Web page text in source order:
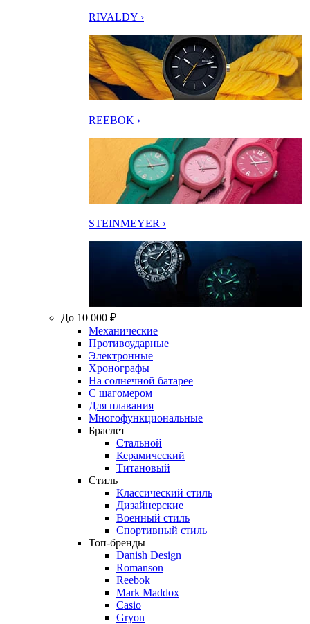
RIVALDY ›
REEBOK ›
STEINMEYER ›
До 10 000 ₽
Механические
Противоударные
Электронные
Хронографы
На солнечной батарее
С шагомером
Для плавания
Многофункциональные
Браслет
Стальной
Керамический
Титановый
Стиль
Классический стиль
Дизайнерские
Военный стиль
Спортивный стиль
Топ-бренды
Danish Design
Romanson
Reebok
Mark Maddox
Casio
Gryon